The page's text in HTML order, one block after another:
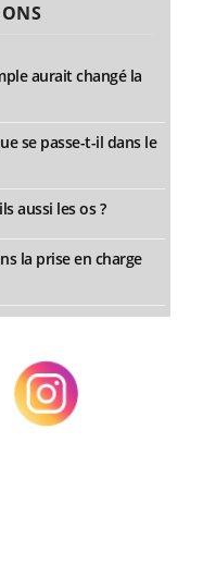
aurait changé la
se passe-t-il dans le
aussi les os ?
la prise en charge